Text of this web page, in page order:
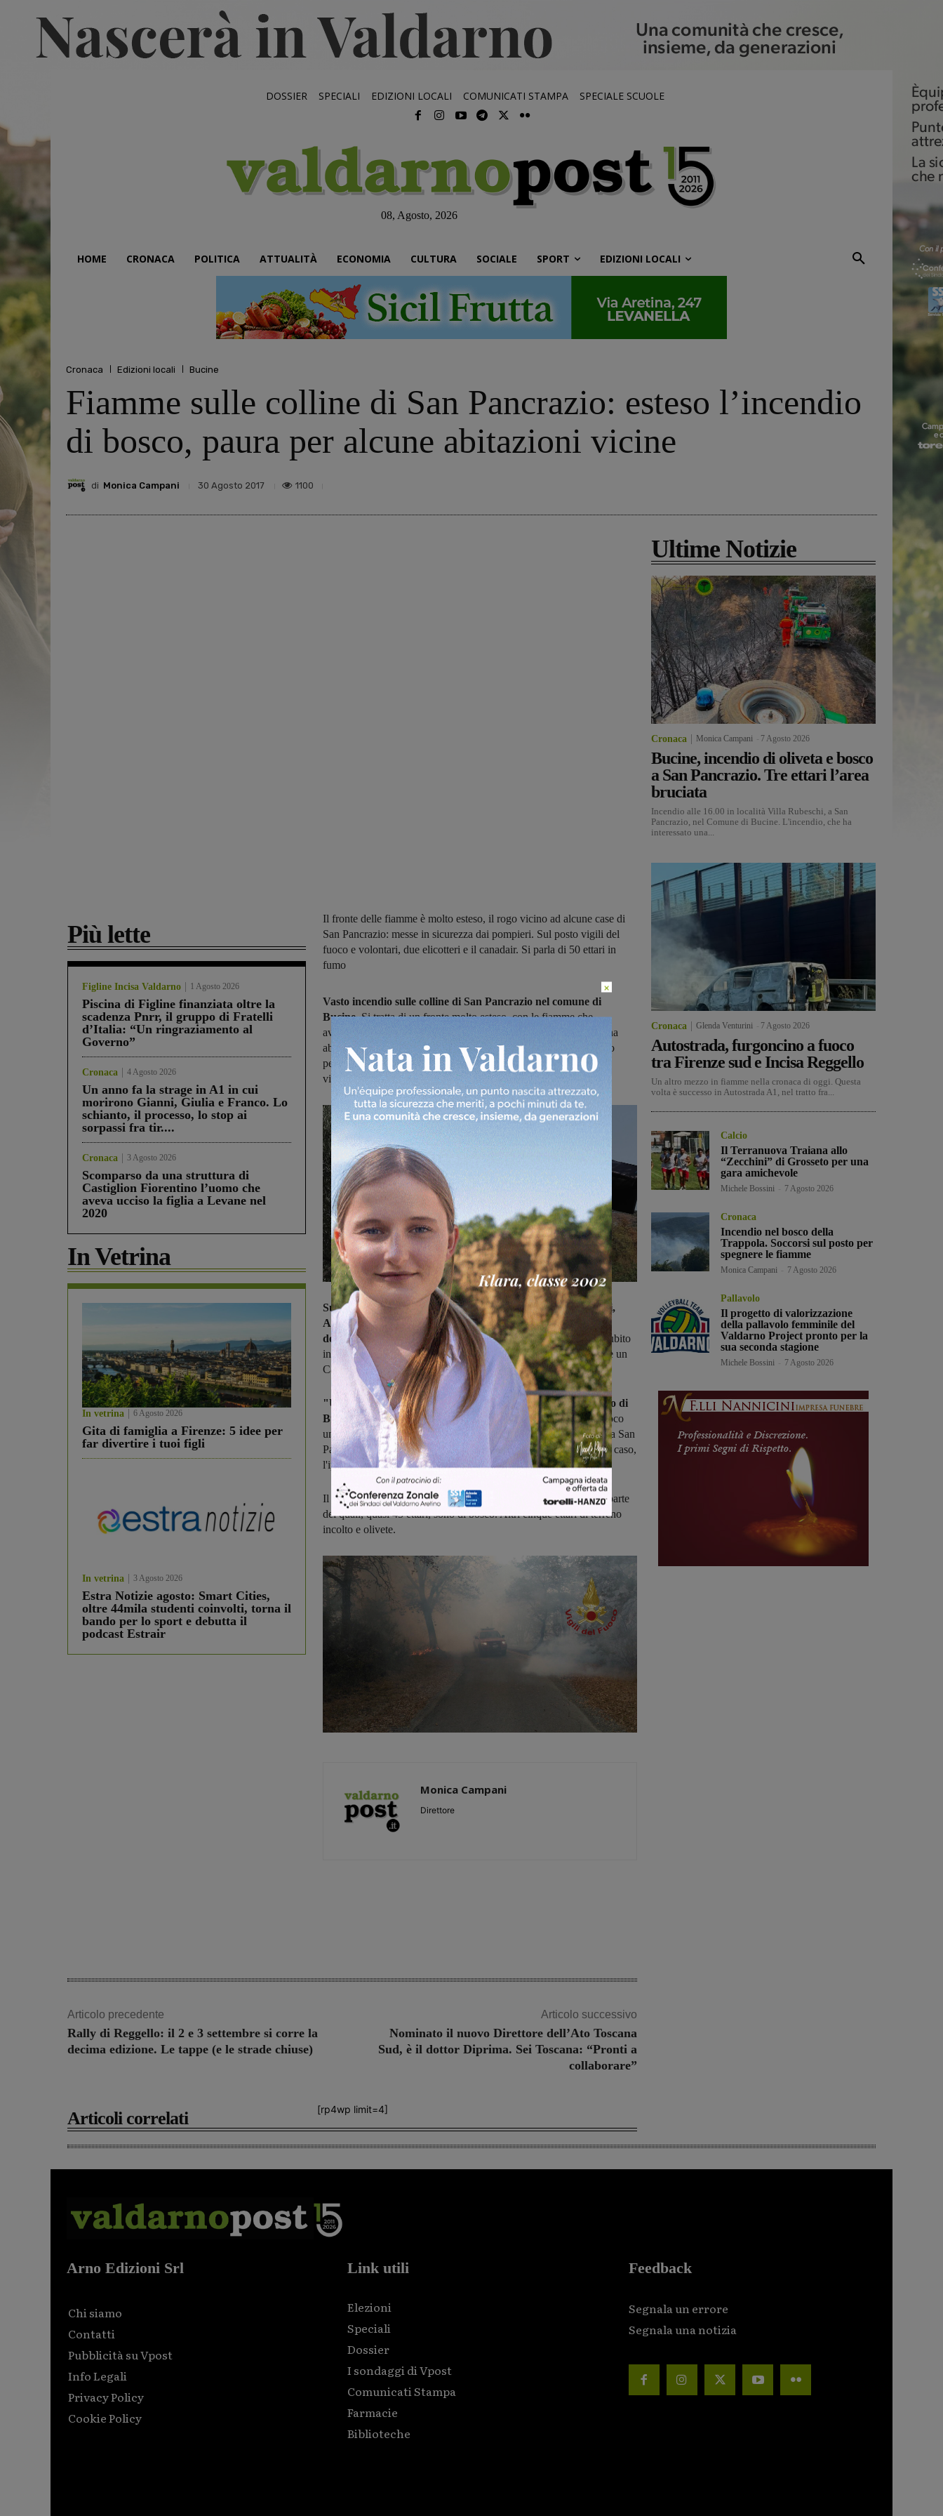
DOSSIER SPECIALI EDIZIONI LOCALI COMUNICATI STAMPA SPECIALE SCUOLE
08, Agosto, 2026
HOME CRONACA POLITICA ATTUALITÀ ECONOMIA CULTURA SOCIALE SPORT EDIZIONI LOCALI
Cronaca Edizioni locali Bucine
Fiamme sulle colline di San Pancrazio: esteso l’incendio
di bosco, paura per alcune abitazioni vicine
di Monica Campani 30 Agosto 2017 1100
Più lette
Figline Incisa Valdarno 1 Agosto 2026
Piscina di Figline finanziata oltre la
scadenza Pnrr, il gruppo di Fratelli
d’Italia: “Un ringraziamento al
Governo”
Cronaca 4 Agosto 2026
Un anno fa la strage in A1 in cui
morirono Gianni, Giulia e Franco. Lo
schianto, il processo, lo stop ai
sorpassi fra tir....
Cronaca 3 Agosto 2026
Scomparso da una struttura di
Castiglion Fiorentino l’uomo che
aveva ucciso la figlia a Levane nel
2020
In Vetrina
In vetrina 6 Agosto 2026
Gita di famiglia a Firenze: 5 idee per
far divertire i tuoi figli
In vetrina 3 Agosto 2026
Estra Notizie agosto: Smart Cities,
oltre 44mila studenti coinvolti, torna il
bando per lo sport e debutta il
podcast Estrair
Il fronte delle fiamme è molto esteso, il rogo vicino ad alcune case di
San Pancrazio: messe in sicurezza dai pompieri. Sul posto vigili del
fuoco e volontari, due elicotteri e il canadair. Si parla di 50 ettari in
fumo
Vasto incendio sulle colline di San Pancrazio nel comune di
Bucine.Si tratta di un fronte molto esteso, con le fiamme che
avvolgono il bosco e hanno minacciato da vicino in particolare una
abitazione e alcune auto. Ma le squadre dei Vigili del fuoco hanno
permesso di evitare che il rogo arrivasse fino alla casa e alle auto
vicine.
Sul posto all'opera squadre di Vigili del fuoco di Montevarchi,
Arezzo, Bibbiena e Cortona; moltissimi anche i vontari
dell'antincendio boschivo impegnati. Due gli elicotteri entrati subito
in azione, per coadiuvare dall'alto lo spegnimento. In arrivo anche un
Canadair.
"Un disastro, una situazione difficilissima", ha detto il sindaco di
Bucine, Pietro Tanzini,che si è portato subito in zona. "Va a fuoco
uno dei polmoni verdi del nostro territorio, il bosco che si trova fra San
Pancrazio e Civitella. Uno scempio ambientale". Anche in questo caso,
l'ipotesi più accreditata è quella del dolo.
Il bilancio è già pesantissimo: circa 50 ettari in fumo, la maggior parte
dei quali, quasi 45 ettari, sono di bosco. Altri cinque ettari di terreno
incolto e olivete.
Monica Campani
Direttore
Articolo precedente
Rally di Reggello: il 2 e 3 settembre si corre la
decima edizione. Le tappe (e le strade chiuse)
Articolo successivo
Nominato il nuovo Direttore dell’Ato Toscana
Sud, è il dottor Diprima. Sei Toscana: “Pronti a
collaborare”
[rp4wp limit=4]
Articoli correlati
Ultime Notizie
Cronaca Monica Campani 7 Agosto 2026
Bucine, incendio di oliveta e bosco
a San Pancrazio. Tre ettari l’area
bruciata
Incendio alle 16.00 in località Villa Rubeschi, a San
Pancrazio, nel Comune di Bucine. L'incendio, che ha
interessato una...
Cronaca Glenda Venturini 7 Agosto 2026
Autostrada, furgoncino a fuoco
tra Firenze sud e Incisa Reggello
Un altro mezzo in fiamme nella cronaca di oggi. Questa
volta è successo in Autostrada A1, nel tratto fra...
Calcio
Il Terranuova Traiana allo
“Zecchini” di Grosseto per una
gara amichevole
Michele Bossini 7 Agosto 2026
Cronaca
Incendio nel bosco della
Trappola. Soccorsi sul posto per
spegnere le fiamme
Monica Campani 7 Agosto 2026
Pallavolo
Il progetto di valorizzazione
della pallavolo femminile del
Valdarno Project pronto per la
sua seconda stagione
Michele Bossini 7 Agosto 2026
Arno Edizioni Srl
Chi siamo
Contatti
Pubblicità su Vpost
Info Legali
Privacy Policy
Cookie Policy
Link utili
Elezioni
Speciali
Dossier
I sondaggi di Vpost
Comunicati Stampa
Farmacie
Biblioteche
Feedback
Segnala un errore
Segnala una notizia
×